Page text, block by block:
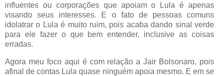
influentes ou corporações que apoiam o Lula é apenas
visando seus interesses. E o fato de pessoas comuns
idolatrar o Lula é muito ruim, pois acaba dando sinal verde
para ele fazer o que bem entender, inclusive as coisas
erradas.
Agora meu foco aqui é com relação a Jair Bolsonaro, pois
afinal de contas Lula quase ninguém apoia mesmo. E em se